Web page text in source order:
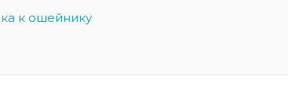
к ошейнику